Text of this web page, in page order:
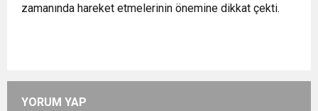
zamanında hareket etmelerinin önemine dikkat çekti.
YORUM YAP